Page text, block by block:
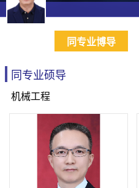
同专业博导
同专业硕导
机械工程